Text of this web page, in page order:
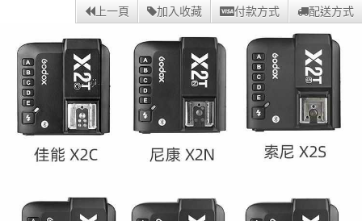
上一頁 加入收藏 付款方式 配送方式